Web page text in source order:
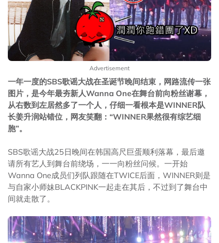
Advertisement
一年一度的SBS歌谣大战在圣诞节晚间结束，网路流传一张
图片，是今年最夯新人Wanna One在舞台前向粉丝谢幕，
从右数到左居然多了一个人，仔细一看根本是WINNER队
长姜升润站错位，网友笑翻：“WINNER果然很有综艺细
胞”。
SBS歌谣大战25日晚间在韩国高尺巨蛋顺利落幕，最后邀
请所有艺人到舞台前绕场，一一向粉丝问候。一开始
Wanna One成员们列队跟随在TWICE后面，WINNER则是
与自家小师妹BLACKPINK一起走在其后，不过到了舞台中
间就走散了。